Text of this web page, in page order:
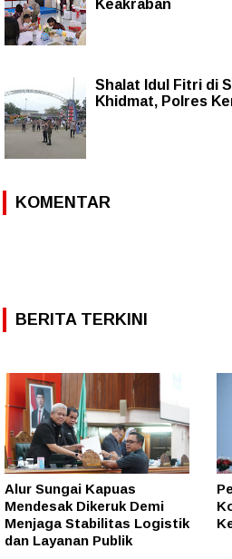
Keakraban
Shalat Idul Fitri di
Khidmat, Polres
KOMENTAR
BERITA TERKINI
Alur Sungai Kapuas
Mendesak Dikeruk Demi
Menjaga Stabilitas Logistik
dan Layanan Publik